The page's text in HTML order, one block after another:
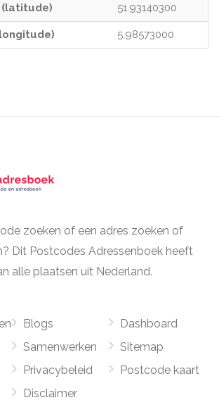
51.93140300
5.98573000
zoeken of een adres zoeken of
Dit Postcodes Adressenboek heeft
alle plaatsen uit Nederland.
Blogs
Samenwerken
Privacybeleid
Disclaimer
Dashboard
Sitemap
Postcode kaart